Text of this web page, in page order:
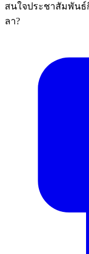
สนใจประชาสัมพัน
ลา?